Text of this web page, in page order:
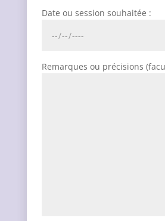
Date ou session souhaitée :
Remarques ou précisions